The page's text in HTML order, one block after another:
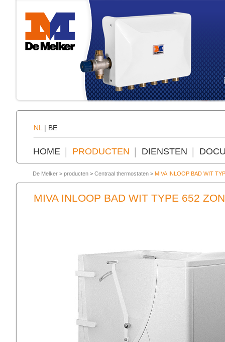
NL | BE
HOME PRODUCTEN DIENSTEN
De Melker > producten > Centraal thermostaten > MIVA INLOOP BAD WIT
MIVA INLOOP BAD WIT TYPE 652